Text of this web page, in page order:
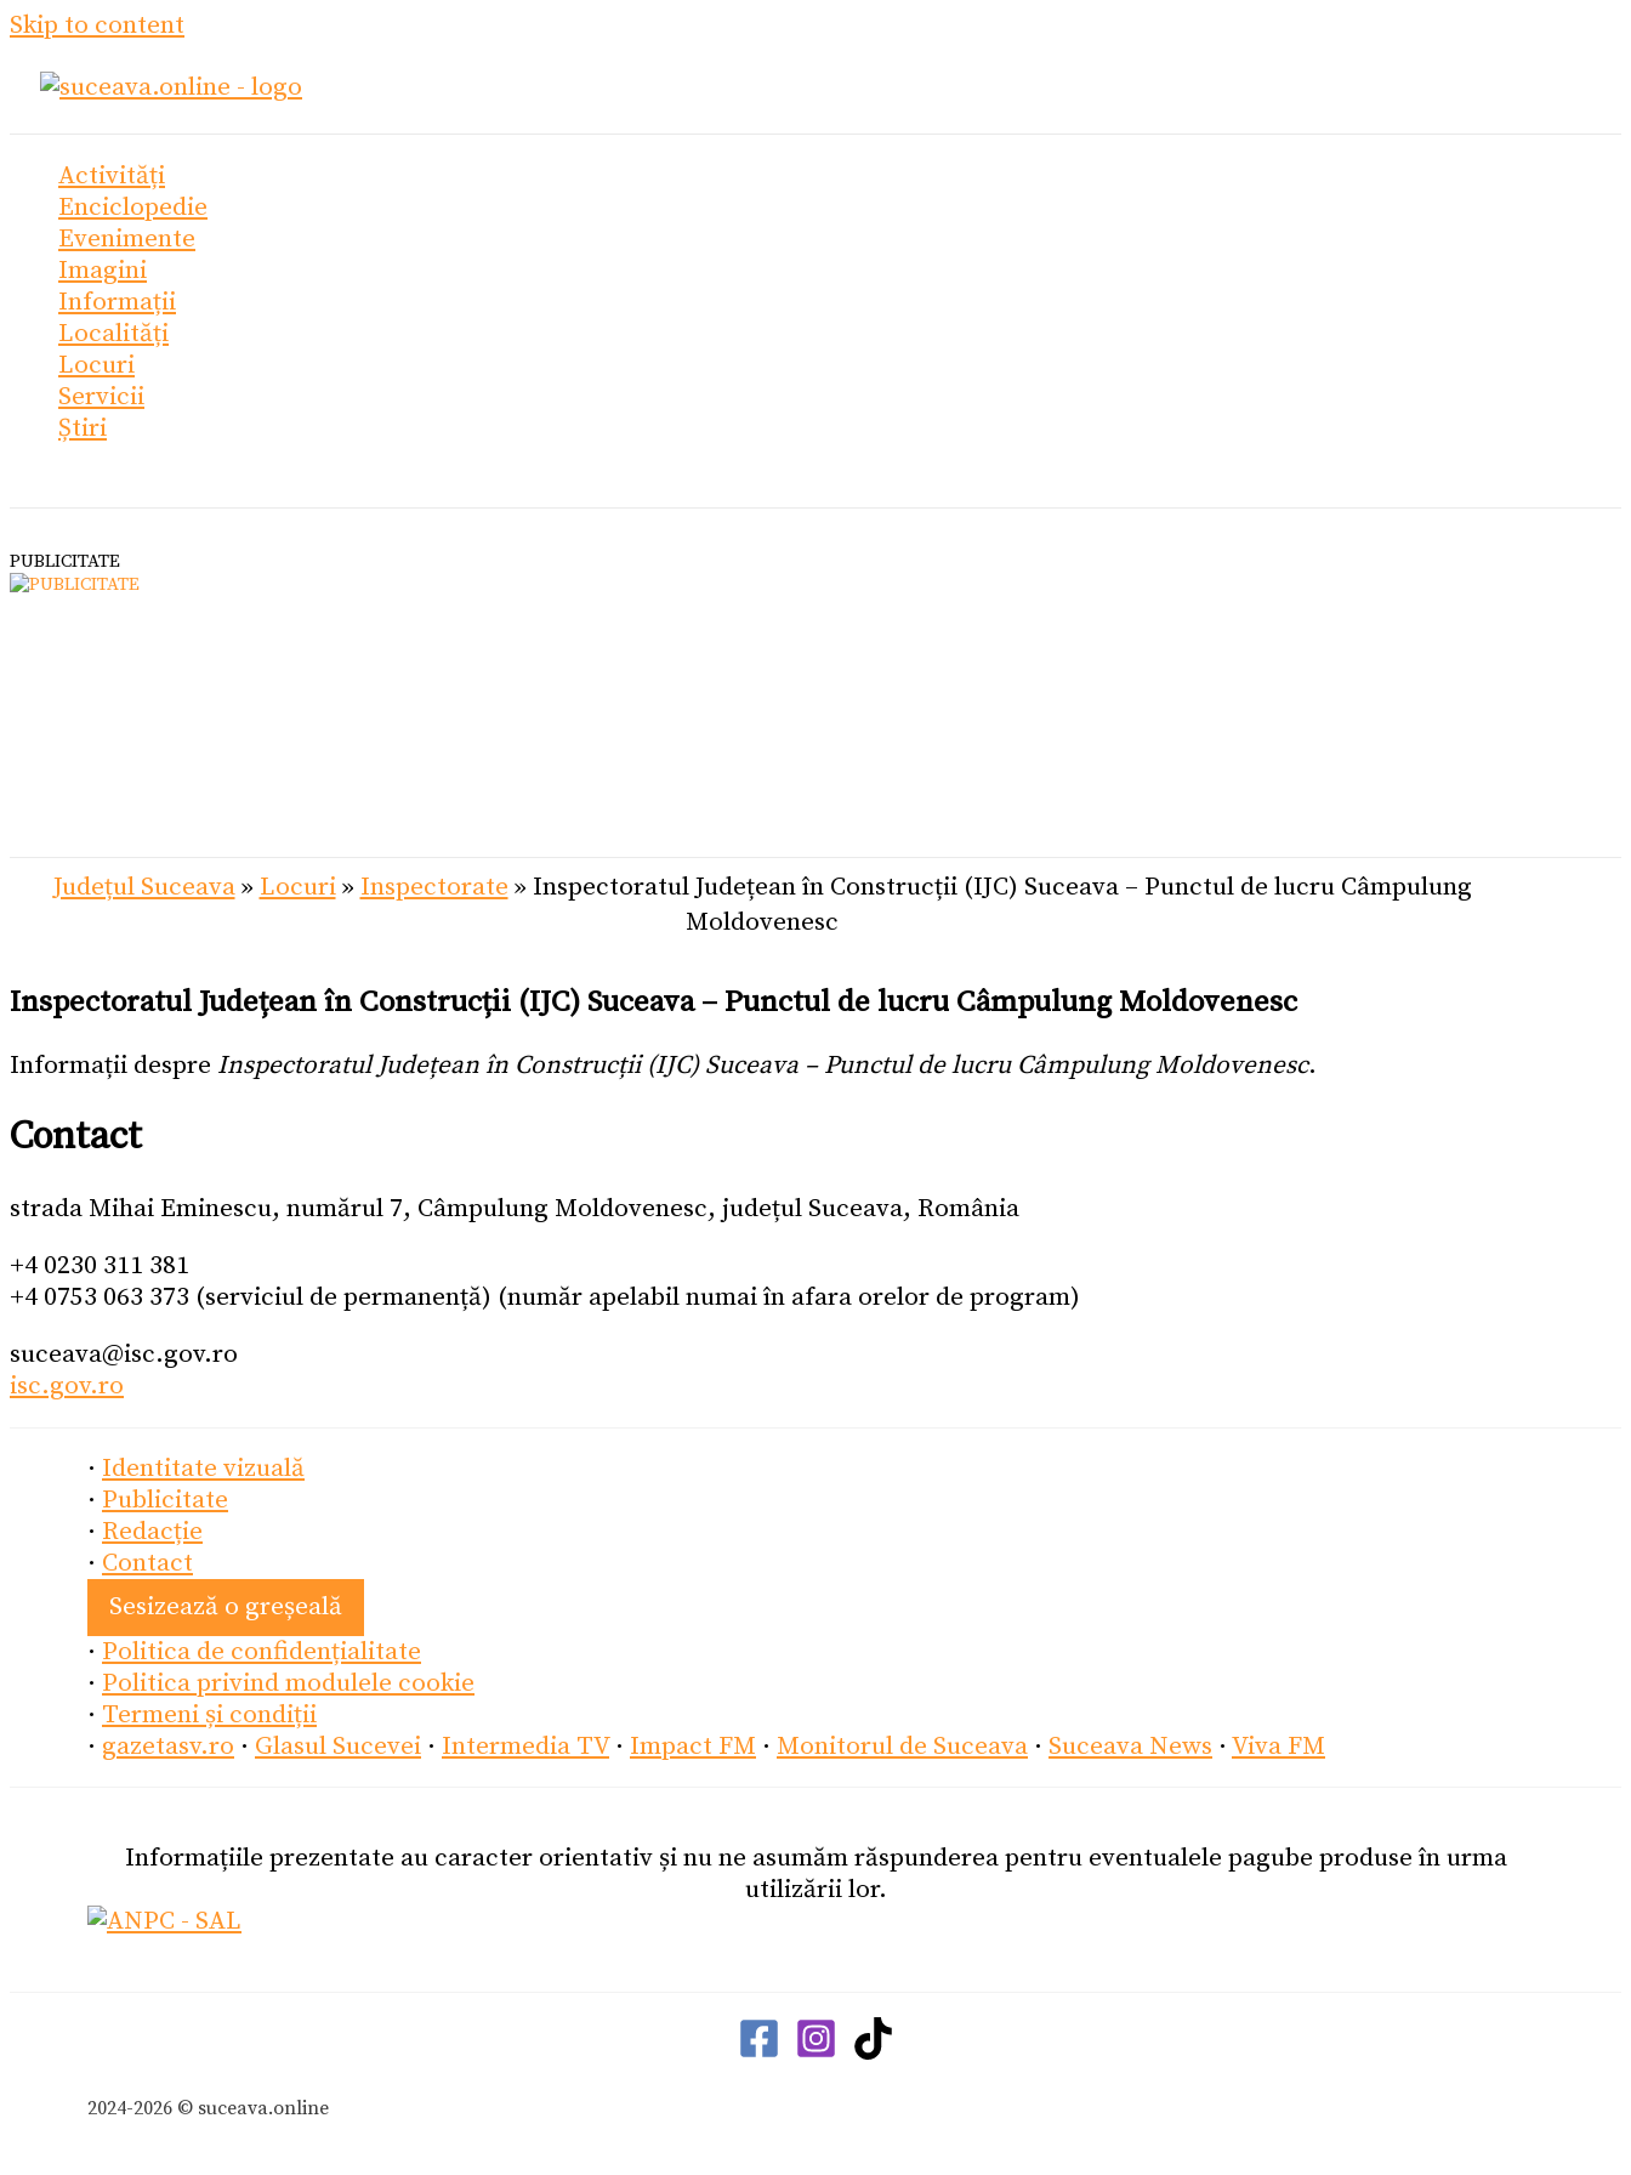
Skip to content
Activități
Enciclopedie
Evenimente
Imagini
Informații
Localități
Locuri
Servicii
Știri
PUBLICITATE
Județul Suceava» Locuri» Inspectorate » Inspectoratul Județean în Construcții (IJC) Suceava – Punctul de lucru Câmpulung
Moldovenesc
Inspectoratul Județean în Construcții (IJC) Suceava – Punctul de lucru Câmpulung Moldovenesc
Informații despre Inspectoratul Județean în Construcții (IJC) Suceava – Punctul de lucru Câmpulung Moldovenesc.
Contact
strada Mihai Eminescu, numărul 7, Câmpulung Moldovenesc, județul Suceava, România
+4 0230 311 381
+4 0753 063 373 (serviciul de permanență) (număr apelabil numai în afara orelor de program)
suceava@isc.gov.ro
isc.gov.ro
· Identitate vizuală
· Publicitate
· Redacție
· Contact
Sesizează o greșeală
· Politica de confidențialitate
· Politica privind modulele cookie
· Termeni și condiții
· gazetasv.ro · Glasul Sucevei · Intermedia TV· Impact FM · Monitorul de Suceava · Suceava News · Viva FM
Informațiile prezentate au caracter orientativ și nu ne asumăm răspunderea pentru eventualele pagube produse în urma
utilizării lor.
2024-2026 © suceava.online